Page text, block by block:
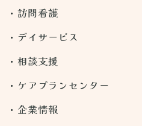
訪問看護
デイサービス
相談支援
ケアプランセンター
企業情報